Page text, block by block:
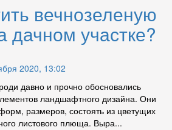
вечнозеленую
дачном участке?
2020, 13:02
давно и прочно обосновались
ландшафтного дизайна. Они
размеров, состоять из цветущих
листового плюща. Выра...